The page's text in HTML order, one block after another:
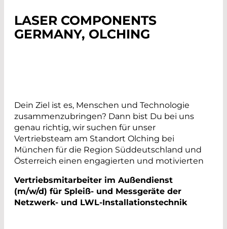
LASER COMPONENTS
GERMANY, OLCHING
Dein Ziel ist es, Menschen und Technologie
zusammenzubringen? Dann bist Du bei uns
genau richtig, wir suchen für unser
Vertriebsteam am Standort Olching bei
München für die Region Süddeutschland und
Österreich einen engagierten und motivierten
Vertriebsmitarbeiter im Außendienst
(m/w/d) für Spleiß- und Messgeräte der
Netzwerk- und LWL-Installationstechnik